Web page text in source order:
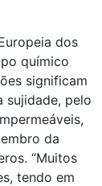
dos
químico
significam
sujidade, pelo
da
“Muitos
tendo em